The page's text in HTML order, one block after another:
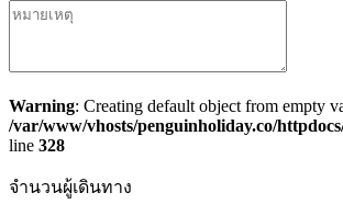
Warning: Creating default object from empty
/var/www/vhosts/penguinholiday.co/
line 328
จำนวนผู้เดินทาง